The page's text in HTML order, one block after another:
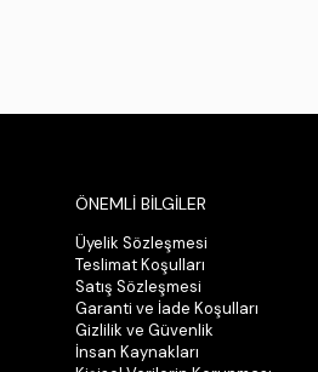
ÖNEMLİ BİLGİLER
Üyelik Sözleşmesi
Teslimat Koşulları
Satış Sözleşmesi
Garanti ve İade Koşulları
Gizlilik ve Güvenlik
İnsan Kaynakları